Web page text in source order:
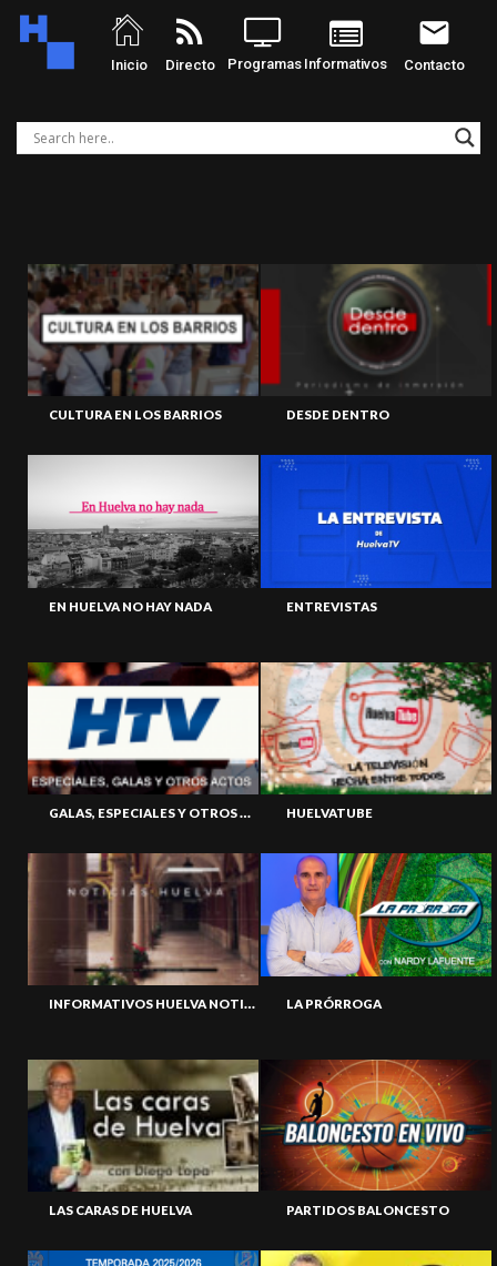
Inicio Directo Programas Informativos Contacto
rss_feed email
CULTURA EN LOS BARRIOS DESDE DENTRO
EN HUELVA NO HAY NADA ENTREVISTAS
GALAS, ESPECIALES Y OTROS ACTOS HUELVATUBE
INFORMATIVOS HUELVA NOTICIAS LA PRÓRROGA
LAS CARAS DE HUELVA PARTIDOS BALONCESTO